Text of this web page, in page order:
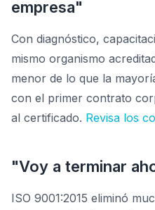
empresa"
Con diagnóstico,
mismo organismo
menor de lo que la
con el primer contrato
al certificado. Revisa los
"Voy a terminar
ISO 9001:2015 eliminó